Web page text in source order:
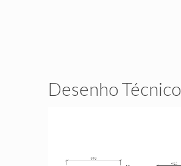
Desenho Técnico